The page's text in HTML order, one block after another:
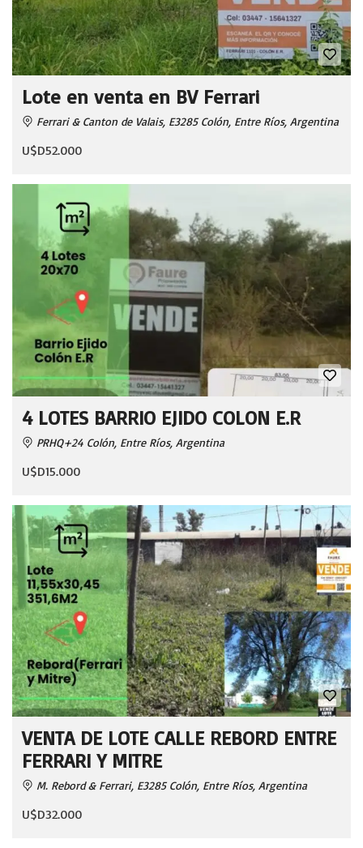
Lote en venta en BV Ferrari
Ferrari & Canton de Valais, E3285 Colón, Entre Ríos, Argentina
U$D52.000
4 LOTES BARRIO EJIDO COLON E.R
PRHQ+24 Colón, Entre Ríos, Argentina
U$D15.000
VENTA DE LOTE CALLE REBORD ENTRE
FERRARI Y MITRE
M. Rebord & Ferrari, E3285 Colón, Entre Ríos, Argentina
U$D32.000